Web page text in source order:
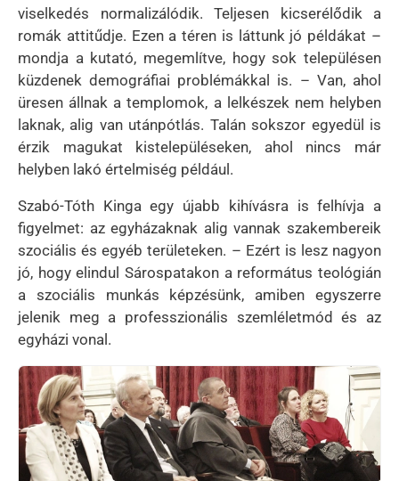
viselkedés normalizálódik. Teljesen kicserélődik a
romák attitűdje. Ezen a téren is láttunk jó példákat –
mondja a kutató, megemlítve, hogy sok településen
küzdenek demográfiai problémákkal is. – Van, ahol
üresen állnak a templomok, a lelkészek nem helyben
laknak, alig van utánpótlás. Talán sokszor egyedül is
érzik magukat kistelepüléseken, ahol nincs már
helyben lakó értelmiség például.
Szabó-Tóth Kinga egy újabb kihívásra is felhívja a
figyelmet: az egyházaknak alig vannak szakembereik
szociális és egyéb területeken. – Ezért is lesz nagyon
jó, hogy elindul Sárospatakon a református teológián
a szociális munkás képzésünk, amiben egyszerre
jelenik meg a professzionális szemléletmód és az
egyházi vonal.
Kép